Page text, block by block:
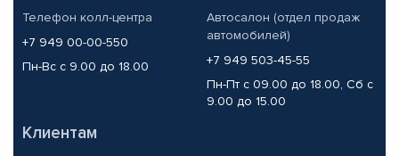
Телефон колл-центра
+7 949 00-00-550
Пн-Вс с 9.00 до 18.00
Автосалон (отдел продаж
автомобилей)
+7 949 503-45-55
Пн-Пт с 09.00 до 18.00, Сб с
9.00 до 15.00
Клиентам